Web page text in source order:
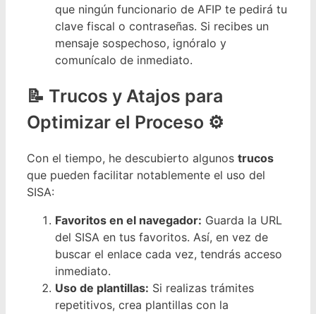
que ningún funcionario de AFIP te pedirá tu
clave fiscal o contraseñas. Si recibes un
mensaje sospechoso, ignóralo y
comunícalo de inmediato.
Trucos y Atajos para
Optimizar el Proceso ⚙️
Con el tiempo, he descubierto algunos trucos
que pueden facilitar notablemente el uso del
SISA:
Favoritos en el navegador: Guarda la URL
del SISA en tus favoritos. Así, en vez de
buscar el enlace cada vez, tendrás acceso
inmediato.
Uso de plantillas: Si realizas trámites
repetitivos, crea plantillas con la